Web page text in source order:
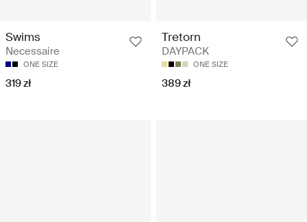
Swims
Necessaire
ONE SIZE
319 zł
Tretorn
DAYPACK
ONE SIZE
389 zł